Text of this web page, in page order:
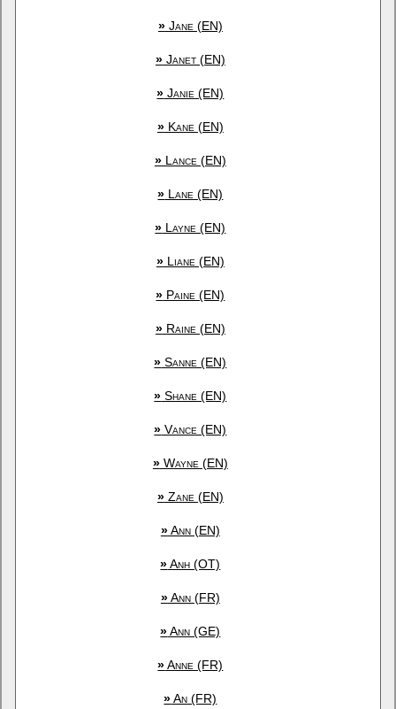
»Jane (EN)
»Janet (EN)
» Janie (EN)
»Kane (EN)
»Lance (EN)
» Lane (EN)
» Layne (EN)
»Liane (EN)
» Paine (EN)
»Raine (EN)
» Sanne (EN)
» Shane (EN)
» Vance (EN)
»Wayne (EN)
»Zane (EN)
»Ann (EN)
»Anh (OT)
»Ann (FR)
»Ann (GE)
»Anne (FR)
»An (FR)